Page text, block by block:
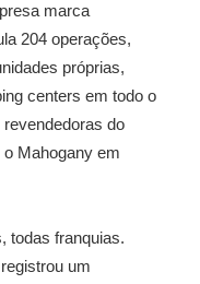
marca
204 operações,
próprias,
centers em todo o
do
Mahogany em
todas franquias.
um